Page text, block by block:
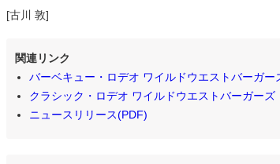
[古川 敦]
関連リンク
バーベキュー・ロデオ ワイルドウエストバーガー
クラシック・ロデオ ワイルドウエストバーガーズ
ニュースリリース(PDF)